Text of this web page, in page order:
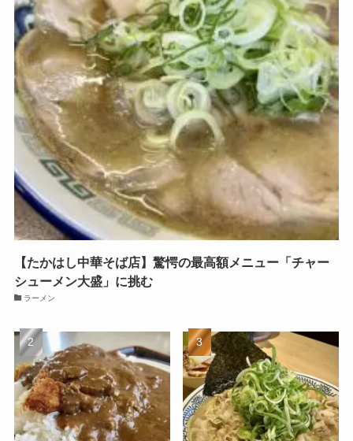
【たかはし中華そば店】驚愕の最高額メニュー「チャー
シューメン大盛」に挑む
ラーメン